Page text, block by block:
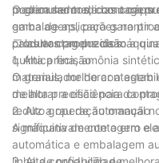
medicamentos, como
podem ser medidas com
embalagens, para garantir
produtos produzidos.
O granulador de contagem
gama de aplicações no
calcular com precisão a
química fina, amônia
materiais, melhorar a
melhorar a eficiência da
二:as vantagens da
1. Alta precisão
O granulador de contagem
de alta precisão para
reduz a operação manual
significativamente o erro e
2. Alto grau de automação
A máquina de contagem
automática e embalagem